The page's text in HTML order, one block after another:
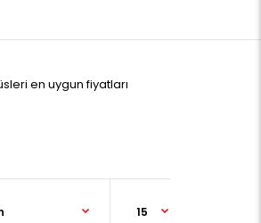
en uygun fiyatları